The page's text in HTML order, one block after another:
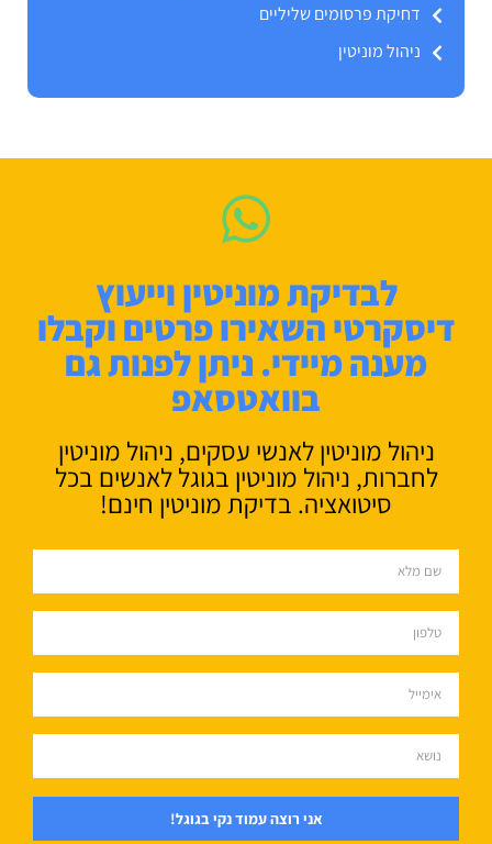
דחיקת פרסומים שליליים
ניהול מוניטין
לבדיקת מוניטין וייעוץ
דיסקרטי השאירו פרטים וקבלו
מענה מיידי. ניתן לפנות גם
בוואטסאפ
ניהול מוניטין לאנשי עסקים, ניהול מוניטין
לחברות, ניהול מוניטין בגוגל לאנשים בכל
סיטואציה. בדיקת מוניטין חינם!
אני רוצה עמוד נקי בגוגל!